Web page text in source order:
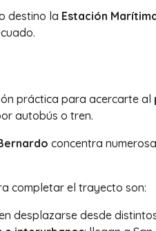
destino la Estación
práctica para acercarte al
autobús o tren.
concentra
completar el trayecto son:
desplazarse desde